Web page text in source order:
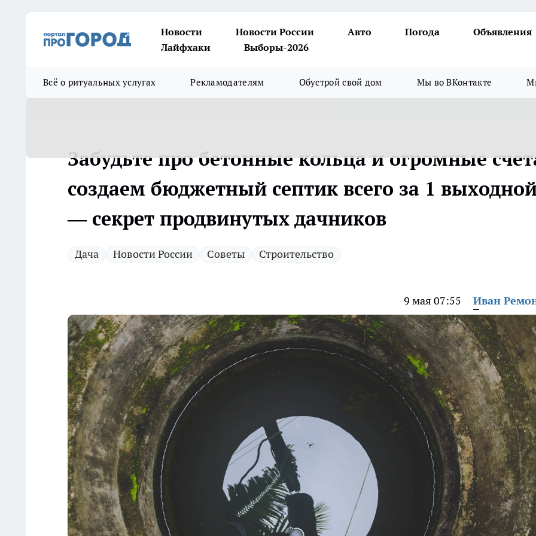
Новости Новости России Авто Погода
Объявления
Лайфхаки
Выборы-2026
Всё о ритуальных услугах Рекламодателям Обустрой свой дом Мы во ВКонтакте
Забудьте про бетонные кольца и огромные
создаем бюджетный септик всего за 1
— секрет продвинутых дачников
Дача Новости России Советы Строительство
9 мая 07:55 Иван